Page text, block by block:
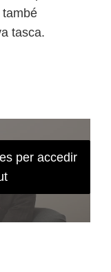
tasca.
per accedir